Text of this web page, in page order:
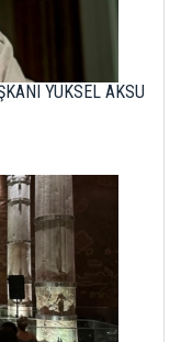
YÜKSEL AKSU